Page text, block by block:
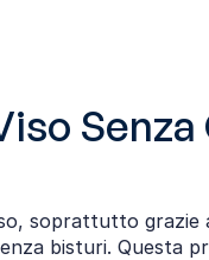
bisturi. Questa